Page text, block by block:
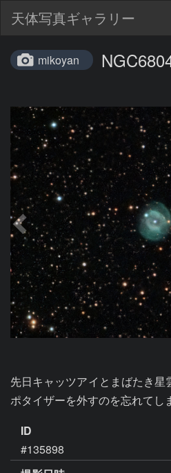
天体写真ギャラリー
mikoyan
先日キャッツアイとまばたき
ポタイザーを外すのを忘れてし
ID
#135898